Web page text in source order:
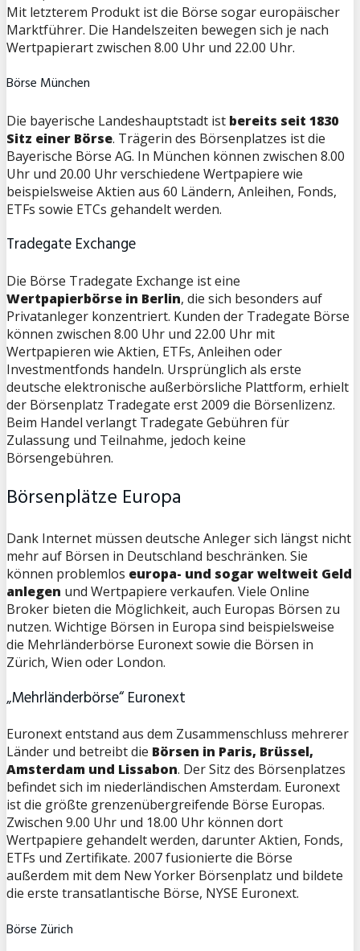
Mit letzterem Produkt ist die Börse sogar europäischer
Marktführer. Die Handelszeiten bewegen sich je nach
Wertpapierart zwischen 8.00 Uhr und 22.00 Uhr.
Börse München
Die bayerische Landeshauptstadt ist bereits seit 1830
Sitz einer Börse. Trägerin des Börsenplatzes ist die
Bayerische Börse AG. In München können zwischen 8.00
Uhr und 20.00 Uhr verschiedene Wertpapiere wie
beispielsweise Aktien aus 60 Ländern, Anleihen, Fonds,
ETFs sowie ETCs gehandelt werden.
Tradegate Exchange
Die Börse Tradegate Exchange ist eine
Wertpapierbörse in Berlin, die sich besonders auf
Privatanleger konzentriert. Kunden der Tradegate Börse
können zwischen 8.00 Uhr und 22.00 Uhr mit
Wertpapieren wie Aktien, ETFs, Anleihen oder
Investmentfonds handeln. Ursprünglich als erste
deutsche elektronische außerbörsliche Plattform, erhielt
der Börsenplatz Tradegate erst 2009 die Börsenlizenz.
Beim Handel verlangt Tradegate Gebühren für
Zulassung und Teilnahme, jedoch keine
Börsengebühren.
Börsenplätze Europa
Dank Internet müssen deutsche Anleger sich längst nicht
mehr auf Börsen in Deutschland beschränken. Sie
können problemlos europa- und sogar weltweit Geld
anlegen und Wertpapiere verkaufen. Viele Online
Broker bieten die Möglichkeit, auch Europas Börsen zu
nutzen. Wichtige Börsen in Europa sind beispielsweise
die Mehrländerbörse Euronext sowie die Börsen in
Zürich, Wien oder London.
„Mehrländerbörse“ Euronext
Euronext entstand aus dem Zusammenschluss mehrerer
Länder und betreibt die Börsen in Paris, Brüssel,
Amsterdam und Lissabon. Der Sitz des Börsenplatzes
befindet sich im niederländischen Amsterdam. Euronext
ist die größte grenzenübergreifende Börse Europas.
Zwischen 9.00 Uhr und 18.00 Uhr können dort
Wertpapiere gehandelt werden, darunter Aktien, Fonds,
ETFs und Zertifikate. 2007 fusionierte die Börse
außerdem mit dem New Yorker Börsenplatz und bildete
die erste transatlantische Börse, NYSE Euronext.
Börse Zürich